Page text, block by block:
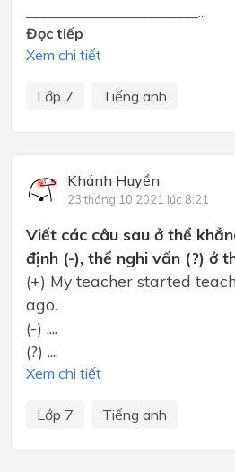
Đọc tiếp
Xem chi tiết
Lớp 7 Tiếng anh
Khánh Huyền
23 tháng 10 2021 lúc 8:21
Viết các câu sau ở thể
định (-), thể nghi vấn (?) ở
(+) My teacher started
ago.
(-) ....
(?) ....
Xem chi tiết
Lớp 7 Tiếng anh